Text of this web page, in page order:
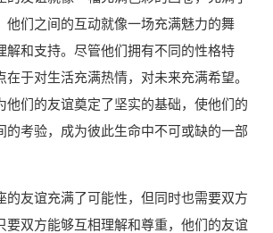
他们之间的互动就像一场充满魅力的舞
解和支持。尽管他们拥有不同的性格特
在于对生活充满热情，对未来充满希望。
他们的友谊奠定了坚实的基础，使他们的
的考验，成为彼此生命中不可或缺的一部
的友谊充满了可能性，但同时也需要双方
要双方能够互相理解和尊重，他们的友谊